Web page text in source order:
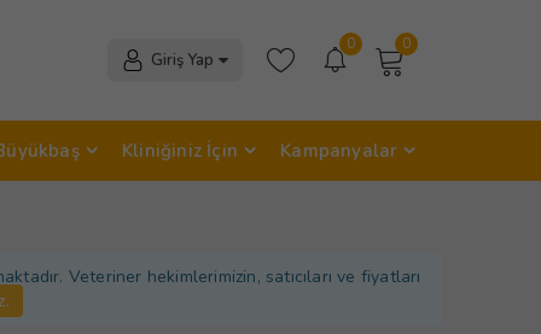
0
0
Giriş Yap
Kliniğiniz İçin Kampanyalar
Veteriner hekimlerimizin, satıcıları ve fiyatları